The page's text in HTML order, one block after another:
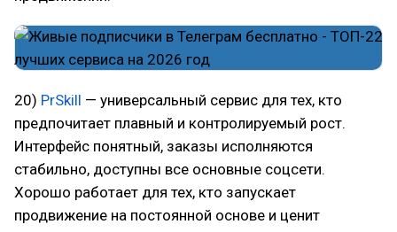
20) PrSkill — универсальный сервис для тех, кто
предпочитает плавный и контролируемый рост.
Интерфейс понятный, заказы исполняются
стабильно, доступны все основные соцсети.
Хорошо работает для тех, кто запускает
продвижение на постоянной основе и ценит